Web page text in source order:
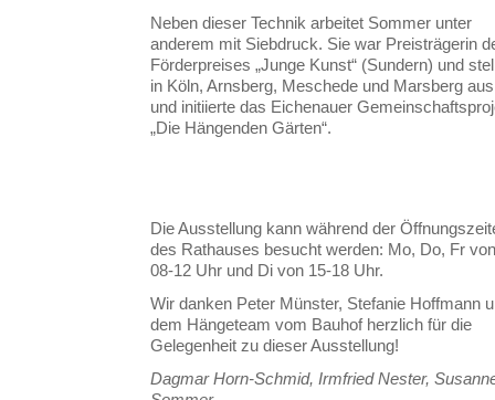
Neben dieser Technik arbeitet Sommer unter
anderem mit Siebdruck. Sie war Preisträgerin
Förderpreises „Junge Kunst“ (Sundern) und
in Köln, Arnsberg, Meschede und Marsberg aus
und initiierte das Eichenauer
„Die Hängenden Gärten“.
Die Ausstellung kann während der
des Rathauses besucht werden: Mo, Do, Fr von
08-12 Uhr und Di von 15-18 Uhr.
Wir danken Peter Münster, Stefanie Hoffmann
dem Hängeteam vom Bauhof herzlich für die
Gelegenheit zu dieser Ausstellung!
Dagmar Horn-Schmid, Irmfried Nester,